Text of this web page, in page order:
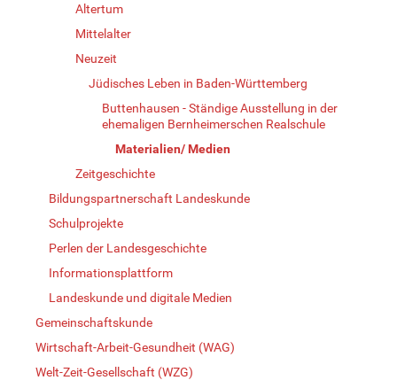
Altertum
Mittelalter
Neuzeit
Jüdisches Leben in Baden-Württemberg
Buttenhausen - Ständige Ausstellung in der
ehemaligen Bernheimerschen Realschule
Materialien/ Medien
Zeitgeschichte
Bildungspartnerschaft Landeskunde
Schulprojekte
Perlen der Landesgeschichte
Informationsplattform
Landeskunde und digitale Medien
Gemeinschaftskunde
Wirtschaft-Arbeit-Gesundheit (WAG)
Welt-Zeit-Gesellschaft (WZG)